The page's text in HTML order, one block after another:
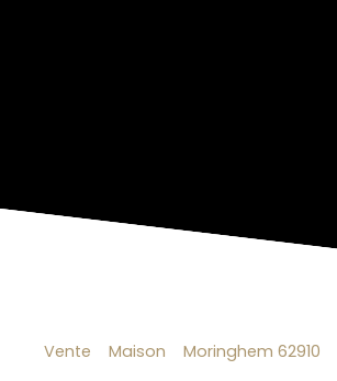
Vente Maison Moringhem 62910